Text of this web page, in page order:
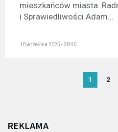
mieszkańców miasta.
i Sprawiedliwości Adam...
10 września 2025 - 20:40
1 2
REKLAMA